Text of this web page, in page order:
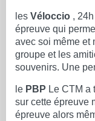
les Véloccio ,
épreuve qui
avec soi même et
groupe et les
souvenirs. Une
le PBP Le CTM a
sur cette épreuve
épreuve alors